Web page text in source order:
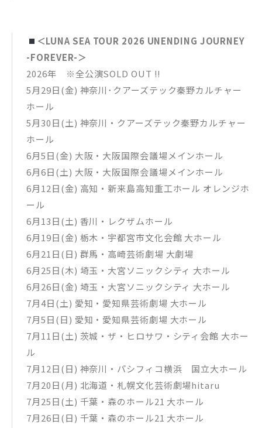
＜LUNA SEA TOUR 2026 UNENDING JOURNEY
-FOREVER-＞
2026年 ※全公演SOLD OUT !!
5月29日(金) 神奈川･クアーズテック秦野カルチャー
ホール
5月30日(土) 神奈川・クアーズテック秦野カルチャー
ホール
6月5日(金) 大阪・大阪国際会議場メインホール
6月6日(土) 大阪・大阪国際会議場メインホール
6月12日(金) 高知・新来島高知重工ホール オレンジホ
ール
6月13日(土) 香川・レクザムホール
6月19日(金) 栃木・宇都宮市文化会館 大ホール
6月21日(日) 群馬・高崎芸術劇場 大劇場
6月25日(木) 埼玉・大宮ソニックシティ 大ホール
6月26日(金) 埼玉・大宮ソニックシティ 大ホール
7月4日(土) 愛知・愛知県芸術劇場 大ホール
7月5日(日) 愛知・愛知県芸術劇場 大ホール
7月11日(土) 茨城・ザ・ヒロサワ・シティ会館 大ホー
ル
7月12日(日) 神奈川・パシフィコ横浜 国立大ホール
7月20日(月) 北海道・札幌文化芸術劇場hitaru
7月25日(土) 千葉・森のホール21 大ホール
7月26日(日) 千葉・森のホール21 大ホール